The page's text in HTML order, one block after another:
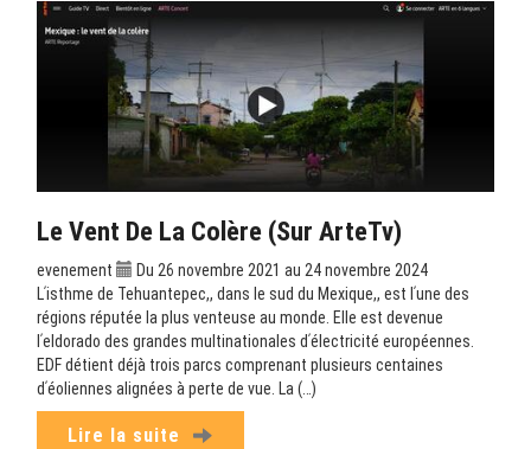
Le Vent De La Colère (sur ArteTv)
evenement
Du 26 novembre 2021 au 24 novembre 2024
Lʹisthme de Tehuantepec,, dans le sud du Mexique,, est lʹune des
régions réputée la plus venteuse au monde. Elle est devenue
lʹeldorado des grandes multinationales dʹélectricité européennes.
EDF détient déjà trois parcs comprenant plusieurs centaines
dʹéoliennes alignées à perte de vue. La (…)
Lire la suite